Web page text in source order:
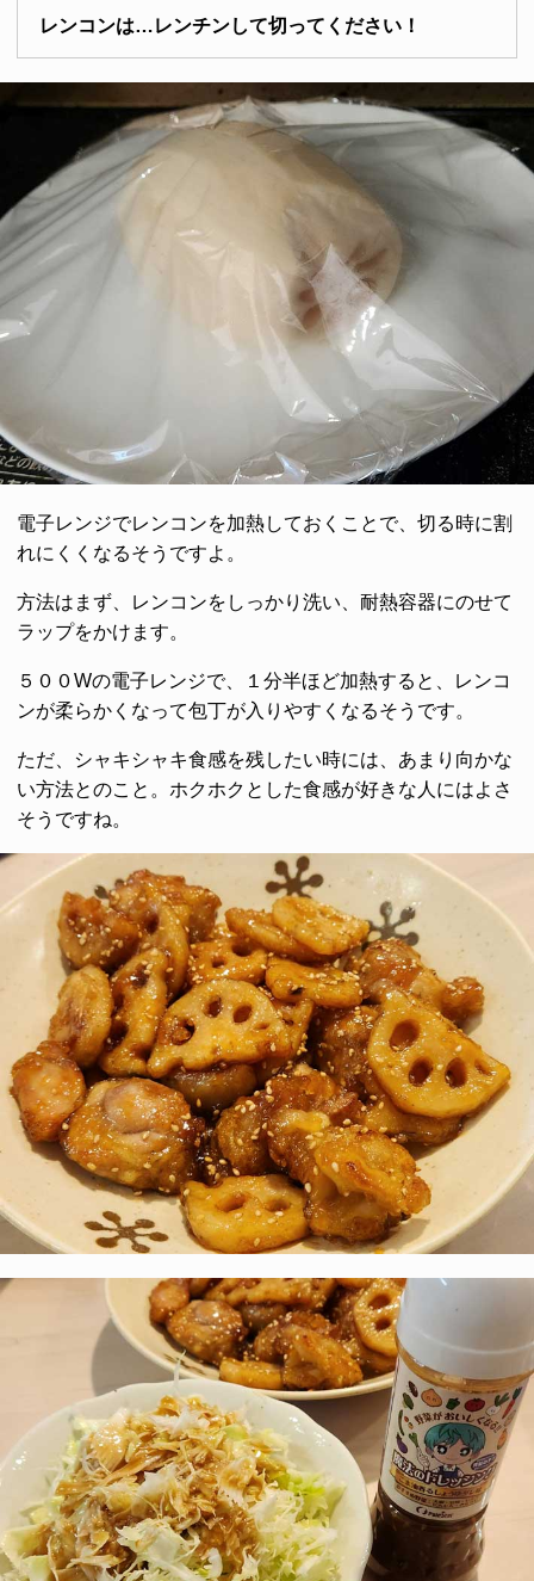
レンコンは…レンチンして切ってください！
電子レンジでレンコンを加熱しておくことで、切る時に割
れにくくなるそうですよ。
方法はまず、レンコンをしっかり洗い、耐熱容器にのせて
ラップをかけます。
５００Wの電子レンジで、１分半ほど加熱すると、レンコ
ンが柔らかくなって包丁が入りやすくなるそうです。
ただ、シャキシャキ食感を残したい時には、あまり向かな
い方法とのこと。ホクホクとした食感が好きな人にはよさ
そうですね。